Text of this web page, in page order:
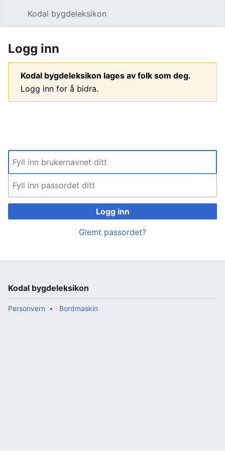
Kodal bygdeleksikon
Logg inn
Kodal bygdeleksikon lages av folk som deg.
Logg inn for å bidra.
Logg inn
Glemt passordet?
Kodal bygdeleksikon
Personvern Bordmaskin